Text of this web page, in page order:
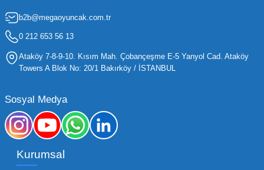
hızla değişen trendlere sahip olduğu için,
işletmelerin stoklarını güncel tutması ve her
yaş grubuna hitap eden ürünleri bünyesinde
barındırması gerekir.
Mega Oyuncak olarak sunduğumuz geniş ürün
yelpazesiyle, işletmenizin ihtiyacı olan tüm
kategorilerde profesyonel çözümler üretiyoruz.
sunduğumuz esnek çözümlerle, her ölçekteki
b2b@megaoyuncak.com.tr
0 212 653 56 13
Ataköy 7-8-9-10. Kısım Mah. Çobançeşme E-5 Yanyol Cad. Ataköy
Towers A Blok No: 20/1 Bakırköy / İSTANBUL
Sosyal Medya
Kurumsal